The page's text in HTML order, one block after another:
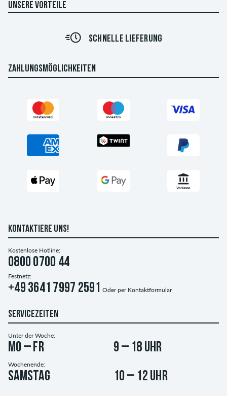
UNSERE VORTEILE
SCHNELLE LIEFERUNG
ZAHLUNGSMÖGLICHKEITEN
KONTAKTIERE UNS!
Kostenlose Hotline:
0800 0700 44
Festnetz:
+49 3641 7997 2591 Oder per Kontaktformular
SERVICEZEITEN
Unter der Woche:
Mo – Fr 9 – 18 Uhr
Wochenende:
Samstag 10 – 12 Uhr